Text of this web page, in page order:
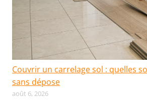
Couvrir un carrelage sol : quelles
sans dépose
août 6, 2026